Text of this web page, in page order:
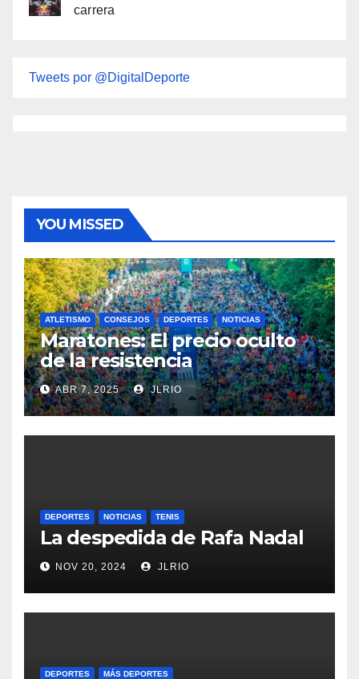
carrera
Tweets por @DigitalDeporte
YOU MISSED
ATLETISMO CONSEJOS DEPORTES NOTICIAS
Maratones: El precio oculto
de la resistencia
ABR 7, 2025 JLRIO
DEPORTES NOTICIAS TENIS
La despedida de Rafa Nadal
NOV 20, 2024 JLRIO
DEPORTES MÁS DEPORTES